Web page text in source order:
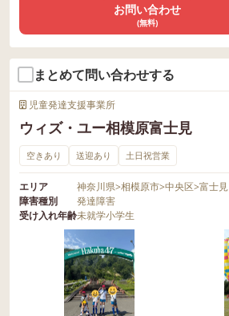
お問い合わせ
(無料)
まとめて問い合わせする
児童発達支援事業所
ウィズ・ユー相模原富士見
空きあり 送迎あり 土日祝営業
エリア 神奈川県>相模原市>中央区>富士見
障害種別
発達障害
受け入れ年齢未就学小学生